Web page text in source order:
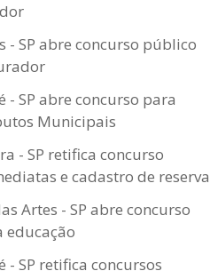
- SP abre concurso público
SP abre concurso para
Municipais
- SP retifica concurso
e cadastro de reserva
Artes - SP abre concurso
educação
SP retifica concursos